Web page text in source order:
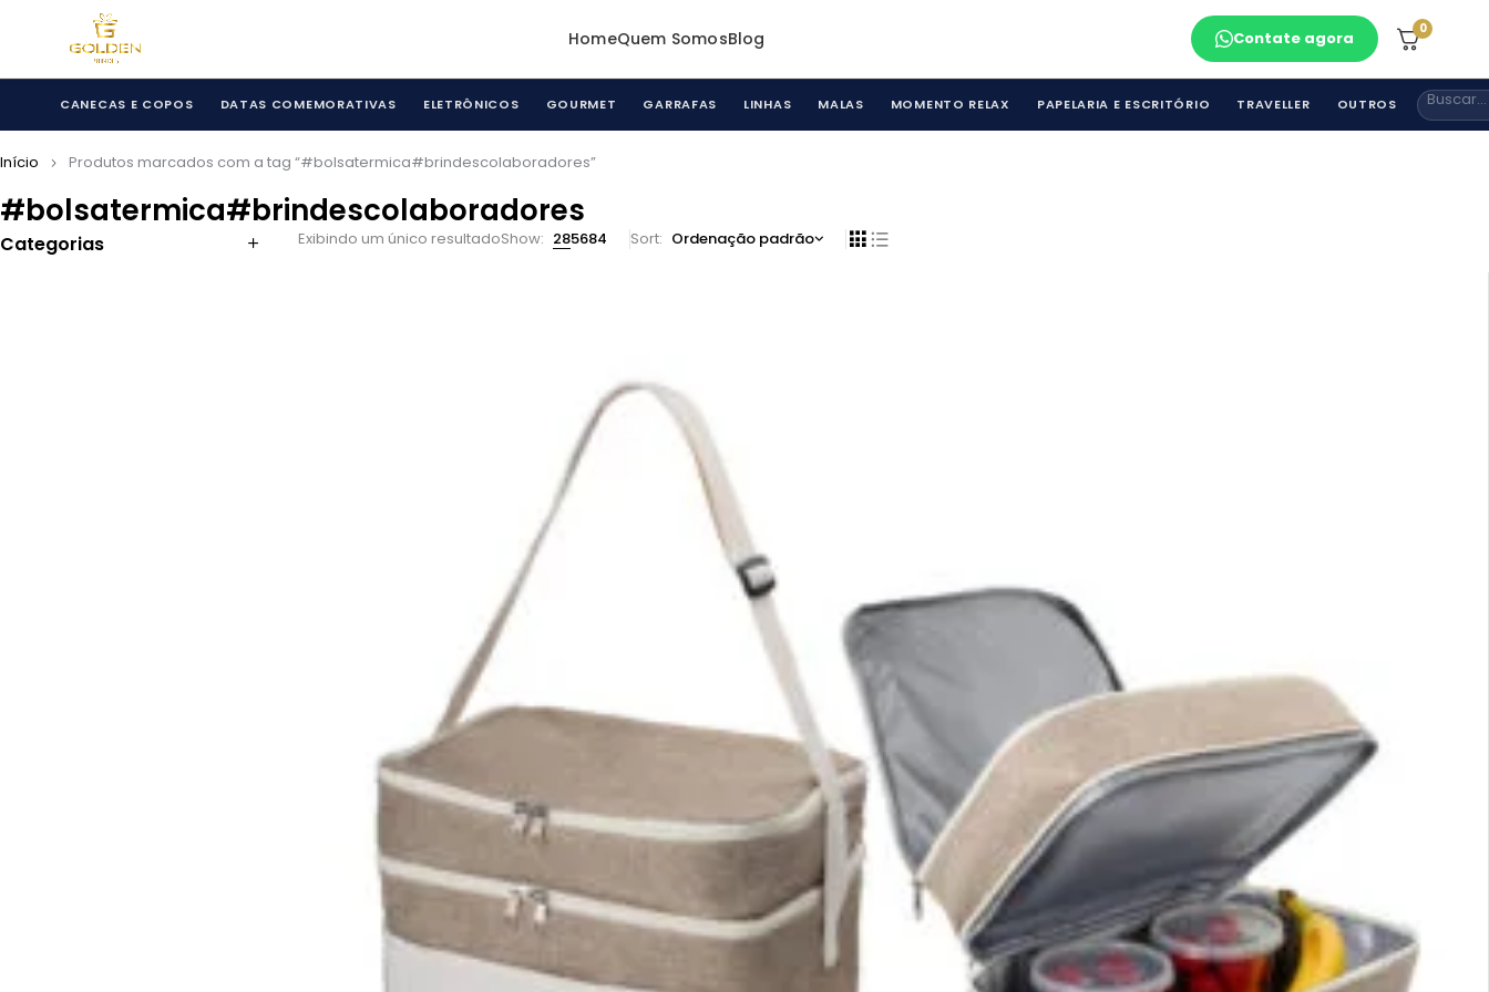
HomeQuem SomosBlog Contate agora 0
CANECAS E COPOS DATAS COMEMORATIVAS ELETRÔNICOS GOURMET GARRAFAS LINHAS MALAS MOMENTO RELAX PAPELARIA E ESCRITÓRIO TRAVELLER OUTROS
#bolsatermica#brindescolaboradores
Início Produtos marcados com a tag “#bolsatermica#brindescolaboradores”
Categorias Exibindo um único resultadoShow: 285684 Sort Ordenação padrão